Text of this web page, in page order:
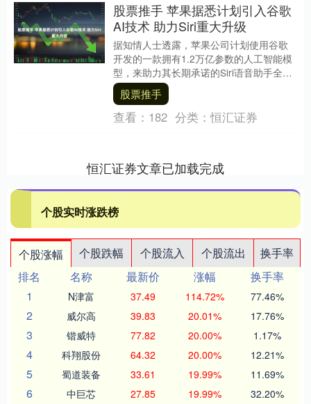
股票推手 苹果据悉计划引入谷歌
AI技术 助力Siri重大升级
据知情人士透露，苹果公司计划使用谷歌
开发的一款拥有1.2万亿参数的人工智能模
型，来助力其长期承诺的Siri语音助手全面
升级。 因讨论未公开而要求匿名的知情人
士表....
股票推手
查看： 182 分类：恒汇证券
恒汇证券文章已加载完成
个股实时涨跌榜
个股涨幅 个股跌幅 个股流入 个股流出
换手率
排名
名称 最新价 涨幅
换手率
1
N津富 37.49 114.72% 77.46%
2 威尔高 39.83 20.01% 17.76%
3 锴威特 77.82 20.00% 1.17%
4 科翔股份 64.32 20.00% 12.21%
5 蜀道装备 33.61 19.99% 11.69%
6 中巨芯 27.85 19.99% 32.20%